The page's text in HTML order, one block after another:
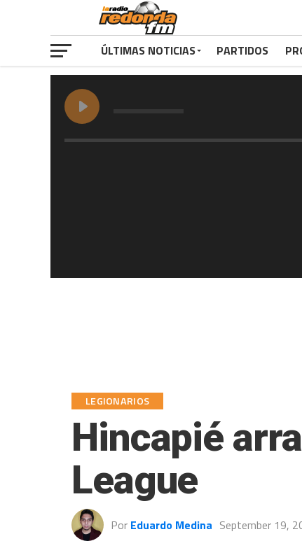
ÚLTIMAS NOTICIAS PARTIDOS
LEGIONARIOS
Hincapié
League
Por Eduardo Medina September 19,